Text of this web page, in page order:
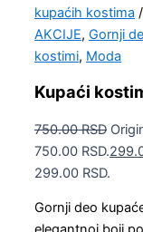
kupaćih kostima
AKCIJE, Gornji
kostimi, Moda
Kupaći
750.00RSD
750.00 RSD.
299.00 RSD.
Gornji deo